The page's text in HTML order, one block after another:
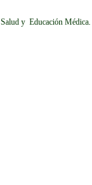
y Educación Médica.